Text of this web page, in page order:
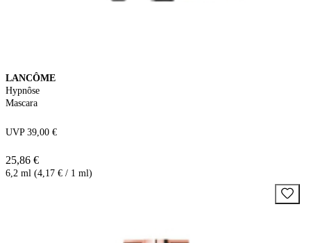
LANCÔME
Hypnôse
Mascara
UVP 39,00 €
25,86 €
6,2 ml (4,17 € / 1 ml)